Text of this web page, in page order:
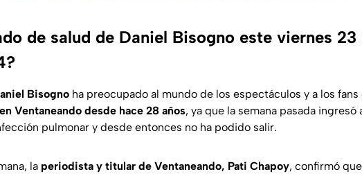
de salud de Daniel Bisogno este viernes 23
Bisogno ha preocupado al mundo de los espectáculos y a los fans
Ventaneando desde hace 28 años, ya que la semana pasada ingresó
pulmonar y desde entonces no ha podido salir.
la periodista y titular de Ventaneando, Pati Chapoy, confirmó